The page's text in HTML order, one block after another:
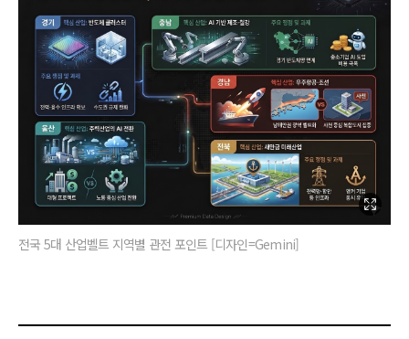
전국 5대 산업벨트 지역별 관전 포인트 [디자인=Gemini]